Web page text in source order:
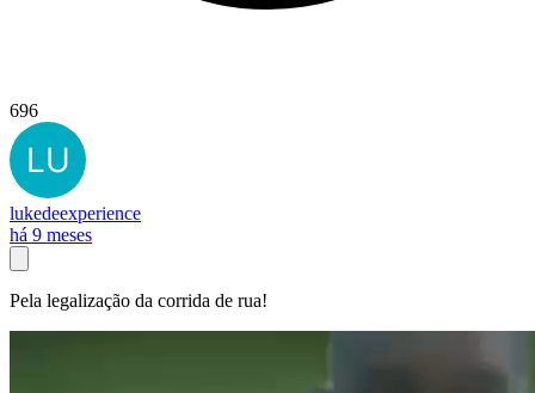
696
lukedeexperience
há 9 meses
Pela legalização da corrida de rua!